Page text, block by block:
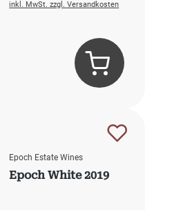
inkl. MwSt. zzgl. Versandkosten
Epoch Estate Wines
Epoch White 2019